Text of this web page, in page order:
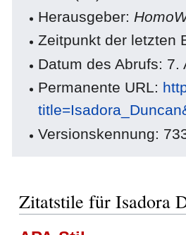
Herausgeber:
Zeitpunkt der letzten
Datum des Abrufs:
Permanente URL:
Versionskennung:
Zitatstile für Isadora